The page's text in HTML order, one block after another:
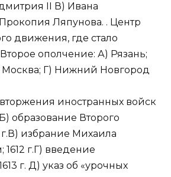
II В) Ивана
Ляпунова. . Центр
движения, где стало
ополчение: А) Рязань;
Г) Нижний Новгород
иностранных войск
образование Второго
избрание Михаила
г.Г) введение
г. Д) указ об «урочных